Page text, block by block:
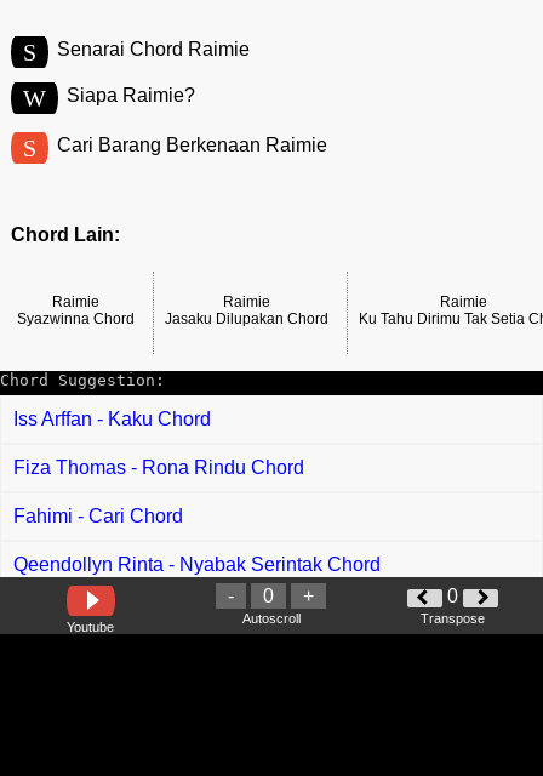
S Senarai Chord Raimie
W Siapa Raimie?
S Cari Barang Berkenaan Raimie
Chord Lain:
Raimie
Syazwinna Chord
Raimie
Jasaku Dilupakan Chord
Raimie
Ku Tahu Dirimu Tak Setia
Chord Suggestion:
Iss Arffan - Kaku Chord
Fiza Thomas - Rona Rindu Chord
Fahimi - Cari Chord
Qeendollyn Rinta - Nyabak Serintak Chord
Fatin - Red Flag Chord
Youtube
- 0 +
Autoscroll
0
Transpose